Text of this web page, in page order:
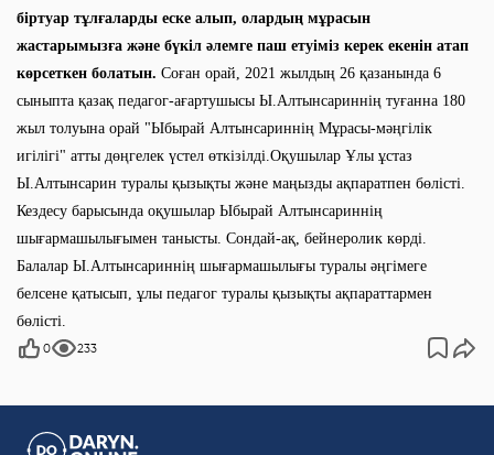
біртуар тұлғаларды еске алып, олардың мұрасын
жастарымызға және бүкіл әлемге паш етуіміз керек екенін атап
көрсеткен болатын. Соған орай, 2021 жылдың 26 қазанында 6
сыныпта қазақ педагог-ағартушысы Ы.Алтынсариннің туғанна 180
жыл толуына орай "Ыбырай Алтынсариннің Мұрасы-мәңгілік
игілігі" атты дөңгелек үстел өткізілді.Оқушылар Ұлы ұстаз
Ы.Алтынсарин туралы қызықты және маңызды ақпаратпен бөлісті.
Кездесу барысында оқушылар Ыбырай Алтынсариннің
шығармашылығымен танысты. Сондай-ақ, бейнеролик көрді.
Балалар Ы.Алтынсариннің шығармашылығы туралы әңгімеге
белсене қатысып, ұлы педагог туралы қызықты ақпараттармен
бөлісті.
0 233